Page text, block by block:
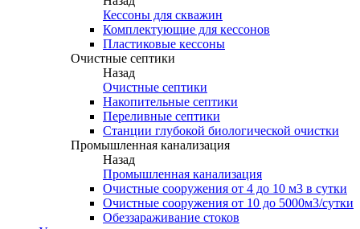
Кессоны для скважин
Комплектующие для кессонов
Пластиковые кессоны
Очистные септики
Назад
Очистные септики
Накопительные септики
Переливные септики
Станции глубокой биологической очистки
Промышленная канализация
Назад
Промышленная канализация
Очистные сооружения от 4 до 10 м3 в сутки
Очистные сооружения от 10 до 5000м3/сутки
Обеззараживание стоков